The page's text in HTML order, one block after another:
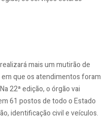
mais um mutirão de
que os atendimentos foram
22ª edição, o órgão vai
61 postos de todo o Estado
identificação civil e veículos.